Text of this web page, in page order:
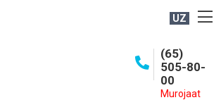
UZ
(65)
505-80-
00
Murojaat